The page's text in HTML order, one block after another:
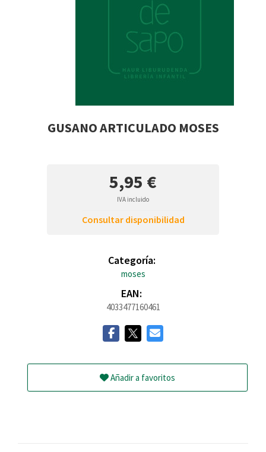
GUSANO ARTICULADO MOSES
5,95 €
IVA incluido
Consultar disponibilidad
Categoría:
moses
EAN:
4033477160461
Añadir a favoritos